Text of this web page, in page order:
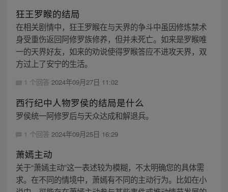
狂王罗睺的结局
在相关剧情中，狂王罗睺在与天界的争斗中虽因修炼禁术
身受重伤返回阿修罗族修养，但并未死亡。如来是罗睺唯
一的天界好友，如来的劝说使得罗睺答应不进攻天界，双
方过上了安宁的生活。
1 个回答 2024年09月27日 11:02
西行纪中人物罗侯的结局是什么
罗侯统一阿修罗后与天众达成和解退兵。
1 个回答 2024年09月25日 16:29
萧嫣主动
关于“萧嫣主动”这一表述较为模糊，不太明确您的具体需
求。在不同的情境中，萧嫣有不同的主动行为。比如在小